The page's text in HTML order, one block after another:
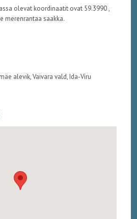
olevat koordinaatit ovat 59.3990 ,
merenrantaa saakka.
alevik, Vaivara vald, Ida-Viru